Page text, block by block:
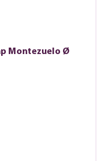
Montezuelo Ø